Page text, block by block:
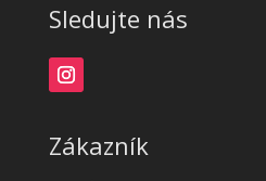
Sledujte nás
Zákazník